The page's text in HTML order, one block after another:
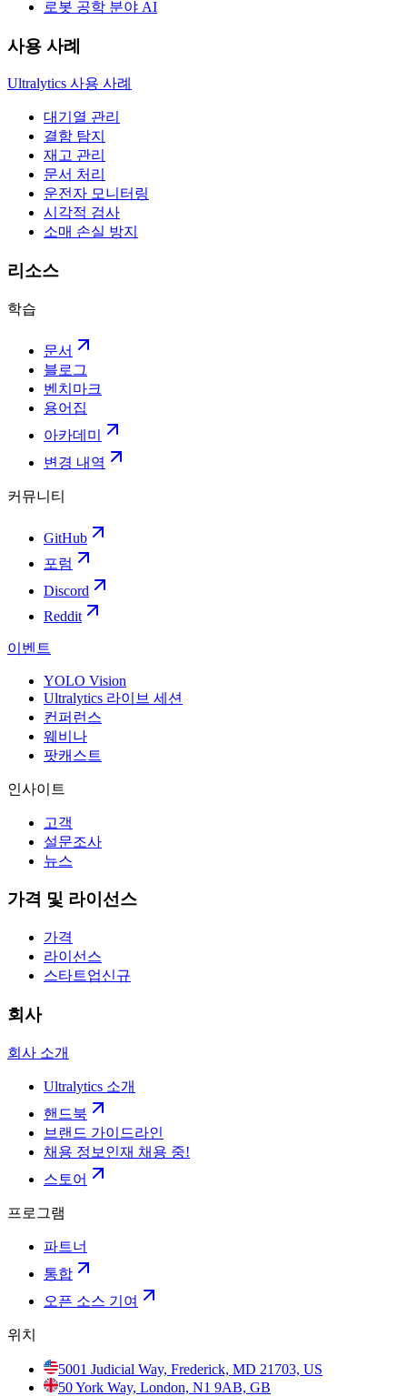
로봇 공학 분야 AI
사용 사례
Ultralytics 사용 사례
대기열 관리
결함 탐지
재고 관리
문서 처리
운전자 모니터링
시각적 검사
소매 손실 방지
리소스
학습
문서
블로그
벤치마크
용어집
아카데미
변경 내역
커뮤니티
GitHub
포럼
Discord
Reddit
이벤트
YOLO Vision
Ultralytics 라이브 세션
컨퍼런스
웨비나
팟캐스트
인사이트
고객
설문조사
뉴스
가격 및 라이선스
가격
라이선스
스타트업신규
회사
회사 소개
Ultralytics 소개
핸드북
브랜드 가이드라인
채용 정보 인재 채용 중!
스토어
프로그램
파트너
통합
오픈 소스 기여
위치
5001 Judicial Way, Frederick, MD 21703, US
50 York Way, London, N1 9AB, GB